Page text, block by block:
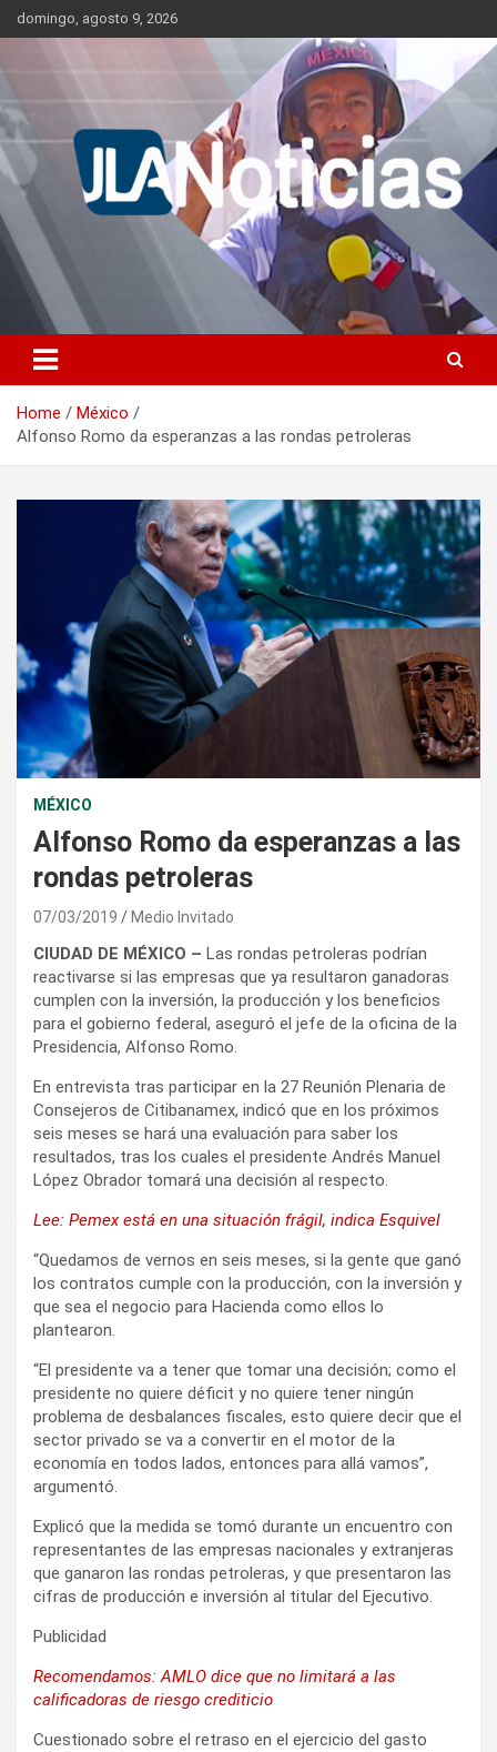
Skip
to
domingo, agosto 9, 2026
Jlanoticias
Información relevante en tiempo real.
Home
México
Alfonso Romo da esperanzas a las rondas petroleras
MÉXICO
Alfonso Romo da esperanzas a las
rondas petroleras
07/03/2019 Medio Invitado
CIUDAD DE MÉXICO – Las rondas petroleras podrían
reactivarse si las empresas que ya resultaron ganadoras
cumplen con la inversión, la producción y los beneficios
para el gobierno federal, aseguró el jefe de la oficina de la
Presidencia, Alfonso Romo.
En entrevista tras participar en la 27 Reunión Plenaria de
Consejeros de Citibanamex, indicó que en los próximos
seis meses se hará una evaluación para saber los
resultados, tras los cuales el presidente Andrés Manuel
López Obrador tomará una decisión al respecto.
Lee: Pemex está en una situación frágil, indica Esquivel
“Quedamos de vernos en seis meses, si la gente que ganó
los contratos cumple con la producción, con la inversión y
que sea el negocio para Hacienda como ellos lo
plantearon.
“El presidente va a tener que tomar una decisión; como el
presidente no quiere déficit y no quiere tener ningún
problema de desbalances fiscales, esto quiere decir que el
sector privado se va a convertir en el motor de la
economía en todos lados, entonces para allá vamos”,
argumentó.
Explicó que la medida se tomó durante un encuentro con
representantes de las empresas nacionales y extranjeras
que ganaron las rondas petroleras, y que presentaron las
cifras de producción e inversión al titular del Ejecutivo.
Publicidad
Recomendamos: AMLO dice que no limitará a las
calificadoras de riesgo crediticio
Cuestionado sobre el retraso en el ejercicio del gasto